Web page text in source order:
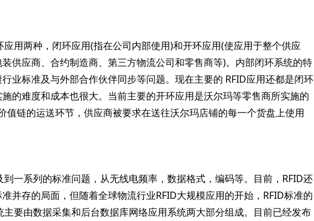
用两种，闭环应用(指在公司内部使用)和开环应用(使应用于整个供应
供应商、合约制造商、第三方物流公司和零售商等)。内部闭环系统的特
业标准及与外部合作伙伴同步等问题。现在主要的 RFID应用还都是闭环
的难度和成本也很大。当前主要的开环应用是沃尔玛等零售商所实施的
值链的运送环节，供应商被要求在送往沃尔玛店铺的每一个货盘上使用
系列的标准问题，从无线电频率，数据格式，编码等。目前，RFID还
并存的局面，但随着全球物流行业RFID大规模应用的开始，RFID标准的
要由数据采集和后台数据库网络应用系统两大部分组成。目前已经发布